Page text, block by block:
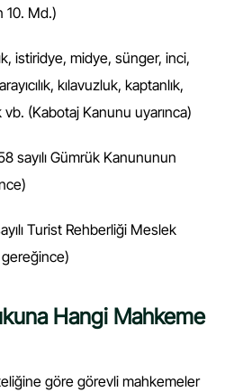
10. Md.)
istiridye, midye, sünger, inci,
kılavuzluk, kaptanlık,
vb. (Kabotaj Kanunu uyarınca)
sayılı Gümrük Kanununun
Turist Rehberliği Meslek
Hangi Mahkeme
göre görevli mahkemeler